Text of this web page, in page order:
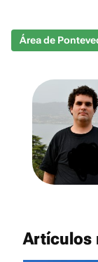
Área de
Artículos